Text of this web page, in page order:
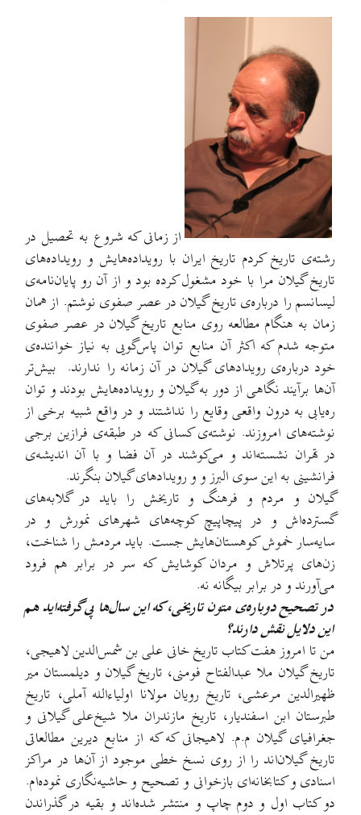
از زمانی که شروع به تحصیل در
رشته‌ی تاریخ کردم تاریخ ایران با رویداده‌هایش و رویداده‌های
تاریخ گیلان مرا با خود مشغول کرده بود و از آن رو پایان‌نامه‌ی
لیسانسم را درباره‌ی تاریخ گیلان در عصر صفوی نوشتم. از همان
زمان به هنگام مطالعه‌ روی منابع تاریخ گیلان در عصر صفوی
متوجه شدم که اکثر آن منابع توان پاس‌گویی به نیاز خواننده‌ی
خود درباره‌ی رویدادهای گیلان در آن زمانه را ندارند. بیش‌تر
آن‌ها برآیند نگاهی از دور به گیلان و رویداده‌هایش بودند و توان
ره‌یابی به درون واقعی وقایع را نداشتند و در واقع شبیه برخی از
نوشته‌های امروزند. نوشته‌ی کسانی که در طبقه‌ی فرازین برجی
در تهران نشسته‌اند و می‌کوشند در آن فضا و با آن اندیشه‌ی
فرانشینی به این سوی البرز و و رویدادهای گیلان بنگرند.
گیلان و مردم و فرهنگ و تاریخش را باید در گلابه‌های
گسترده‌اش و در پیچاپیچ کوچه‌های شهرهای نمورش و در
سایه‌سار خموش کوهستان‌هایش جست. باید مردمش را شناخت،
زن‌های پرتلاش و مردان کوشایش که سر در برابر هم فرود
می‌آورند و در برابر بیگانه نه.
در تصحیح دوباره‌ی متون تاریخی، که این سال‌ها پی گرفته‌اید هم
این دلایل نقش دارند؟
من تا امروز هفت کتاب تاریخ خانی علی بن شمس‌الدین لاهیجی،
تاریخ گیلان ملا عبدالفتاح فومنی، تاریخ گیلان و دیلمستان میر
ظهیرالدین مرعشی، تاریخ رویان مولانا اولیاء‌الله آملی، تاریخ
طبرستان ابن اسفندیار، تاریخ مازندران ملا شیخ‌علی گیلانی و
جغرافیای گیلان م.م. لاهیجانی که که از منابع دیرین مطالعاتی
تاریخ گیلان‌اند را از روی نسخ خطی موجود از آن‌ها در مراکز
اسنادی و کتابخانه‌ای بازخوانی و تصحیح و حاشیه‌نگاری نموده‌ام.
دو کتاب اول و دوم چاپ و منتشر شده‌اند و بقیه در گذراندن